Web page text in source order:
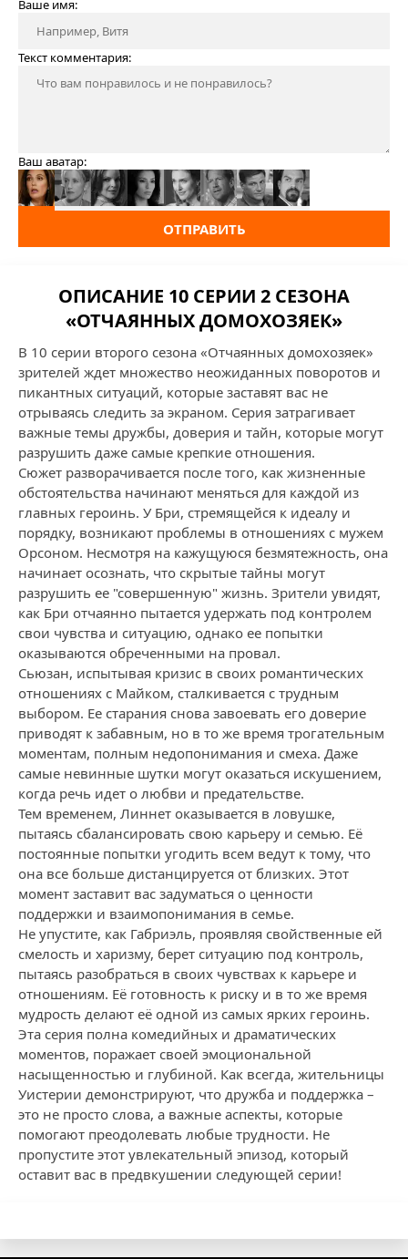
Ваше имя:
Текст комментария:
Ваш аватар:
ОТПРАВИТЬ
ОПИСАНИЕ 10 СЕРИИ 2 СЕЗОНА
«ОТЧАЯННЫХ ДОМОХОЗЯЕК»
В 10 серии второго сезона «Отчаянных домохозяек»
зрителей ждет множество неожиданных поворотов и
пикантных ситуаций, которые заставят вас не
отрываясь следить за экраном. Серия затрагивает
важные темы дружбы, доверия и тайн, которые могут
разрушить даже самые крепкие отношения.
Сюжет разворачивается после того, как жизненные
обстоятельства начинают меняться для каждой из
главных героинь. У Бри, стремящейся к идеалу и
порядку, возникают проблемы в отношениях с мужем
Орсоном. Несмотря на кажущуюся безмятежность, она
начинает осознать, что скрытые тайны могут
разрушить ее "совершенную" жизнь. Зрители увидят,
как Бри отчаянно пытается удержать под контролем
свои чувства и ситуацию, однако ее попытки
оказываются обреченными на провал.
Сьюзан, испытывая кризис в своих романтических
отношениях с Майком, сталкивается с трудным
выбором. Ее старания снова завоевать его доверие
приводят к забавным, но в то же время трогательным
моментам, полным недопонимания и смеха. Даже
самые невинные шутки могут оказаться искушением,
когда речь идет о любви и предательстве.
Тем временем, Линнет оказывается в ловушке,
пытаясь сбалансировать свою карьеру и семью. Её
постоянные попытки угодить всем ведут к тому, что
она все больше дистанцируется от близких. Этот
момент заставит вас задуматься о ценности
поддержки и взаимопонимания в семье.
Не упустите, как Габриэль, проявляя свойственные ей
смелость и харизму, берет ситуацию под контроль,
пытаясь разобраться в своих чувствах к карьере и
отношениям. Её готовность к риску и в то же время
мудрость делают её одной из самых ярких героинь.
Эта серия полна комедийных и драматических
моментов, поражает своей эмоциональной
насыщенностью и глубиной. Как всегда, жительницы
Уистерии демонстрируют, что дружба и поддержка –
это не просто слова, а важные аспекты, которые
помогают преодолевать любые трудности. Не
пропустите этот увлекательный эпизод, который
оставит вас в предвкушении следующей серии!